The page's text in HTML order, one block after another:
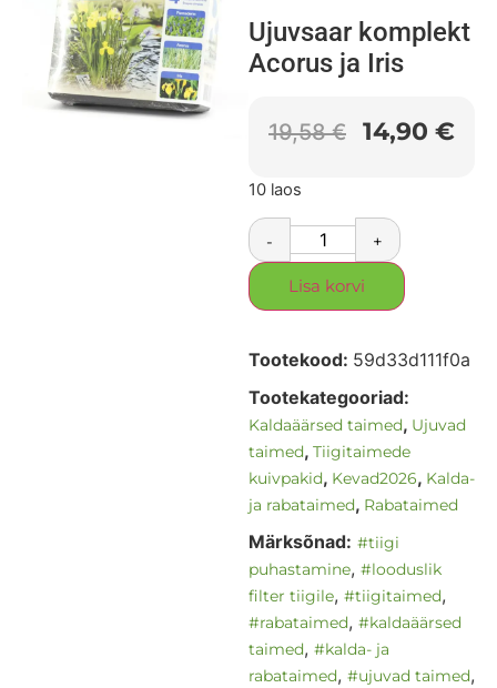
Ujuvsaar komplekt
Acorus ja Iris
19,58€ 14,90 €
10 laos
- +
Lisa korvi
Tootekood: 59d33d111f0a
Tootekategooriad:
Kaldaäärsed taimed, Ujuvad
taimed, Tiigitaimede
kuivpakid, Kevad2026, Kalda-
ja rabataimed, Rabataimed
Märksõnad: #tiigi
puhastamine, #looduslik
filter tiigile, #tiigitaimed,
#rabataimed, #kaldaäärsed
taimed, #kalda- ja
rabataimed, #ujuvad taimed,